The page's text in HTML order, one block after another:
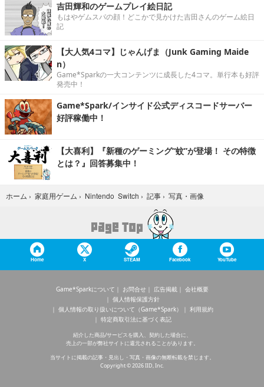
吉田輝和のゲームプレイ絵日記
もはやゲムスパの顔！どこかで見かけた吉田さんのゲーム絵日
記
【大人気4コマ】じゃんげま（Junk Gaming Maide
n）
Game*Sparkの一大コンテンツに成長した4コマ。単行本も好評
発売中！
Game*Spark/インサイド公式ディスコードサーバー
好評稼働中！
【大喜利】『新種のゲーミング“蚊”が登場！ その特徴
とは？』回答募集中！
ホーム › 家庭用ゲーム › Nintendo Switch › 記事 › 写真・画像
Home X STEAM Facebook YouTube
Game*Sparkについて お問合せ 広告掲載
会社概要
個人情報保護方針
個人情報の取り扱いについて（Game*Spark）
利用規約
特定商取引法に基づく表記
紹介した商品/サービスを購入、契約した場合に、
売上の一部が弊社サイトに還元されることがあります。
当サイトに掲載の記事・見出し・写真・画像の無断転載を禁じます。
Copyright © 2026 IID, Inc.